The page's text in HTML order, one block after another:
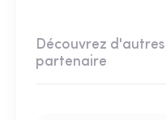
Découvrez
partenaire